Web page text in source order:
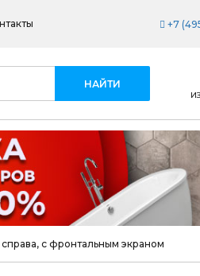
+7
с фронтальным экраном